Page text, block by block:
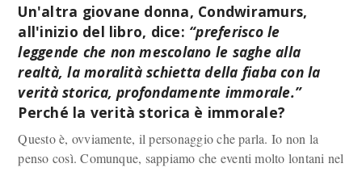
Un'altra giovane donna, Condwiramurs,
all'inizio del libro, dice: “preferisco le
leggende che non mescolano le saghe alla
realtà, la moralità schietta della fiaba con la
verità storica, profondamente immorale.”
Perché la verità storica è immorale?
Questo è, ovviamente, il personaggio che parla. Io non la
penso così. Comunque, sappiamo che eventi molto lontani nel